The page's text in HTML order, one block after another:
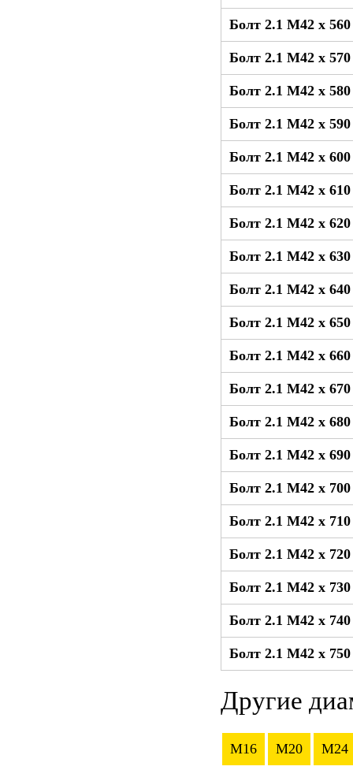
Болт 2.1 М42 x
Болт 2.1 М42 x
Болт 2.1 М42 x
Болт 2.1 М42 x
Болт 2.1 М42 x
Болт 2.1 М42 x
Болт 2.1 М42 x
Болт 2.1 М42 x
Болт 2.1 М42 x
Болт 2.1 М42 x
Болт 2.1 М42 x
Болт 2.1 М42 x
Болт 2.1 М42 x
Болт 2.1 М42 x
Болт 2.1 М42 x
Болт 2.1 М42 x
Болт 2.1 М42 x
Болт 2.1 М42 x
Болт 2.1 М42 x
Болт 2.1 М42 x
Другие
M16 M20 M24